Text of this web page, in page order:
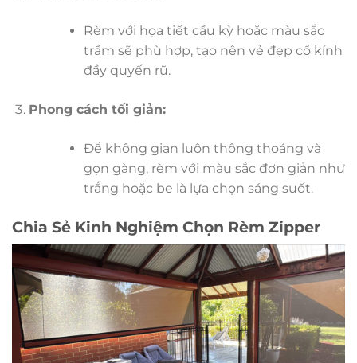
Rèm với họa tiết cầu kỳ hoặc màu sắc
trầm sẽ phù hợp, tạo nên vẻ đẹp cổ kính
đầy quyến rũ.
Phong cách tối giản:
Để không gian luôn thông thoáng và
gọn gàng, rèm với màu sắc đơn giản như
trắng hoặc be là lựa chọn sáng suốt.
Chia Sẻ Kinh Nghiệm Chọn Rèm Zipper